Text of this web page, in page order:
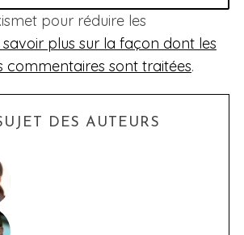
pour réduire les
savoir plus sur la façon dont les
commentaires sont traitées.
DES AUTEURS